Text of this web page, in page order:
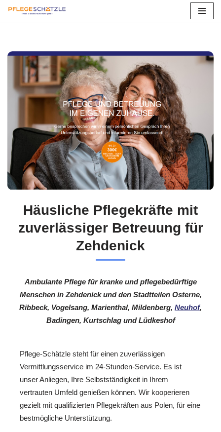
springen
Häusliche Pflegekräfte mit
zuverlässiger Betreuung für
Zehdenick
Ambulante Pflege für kranke und pflegebedürftige
Menschen in Zehdenick und den Stadtteilen Osterne,
Ribbeck, Vogelsang, Marienthal, Mildenberg, Neuhof,
Badingen, Kurtschlag und Lüdkeshof
Pflege-Schätzle steht für einen zuverlässigen
Vermittlungsservice im 24-Stunden-Service. Es ist
unser Anliegen, Ihre Selbstständigkeit in Ihrem
vertrauten Umfeld genießen können. Wir kooperieren
gezielt mit qualifizierten Pflegekräften aus Polen, für eine
bestmögliche Unterstützung.